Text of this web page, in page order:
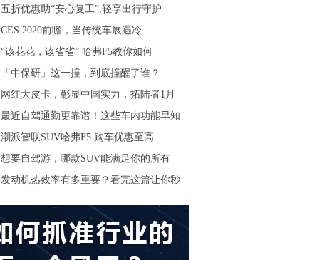
五折优惠助“安心复工”,轻享出行守护
CES 2020前瞻，当传统车展遇冷
“该花花，该省省” 哈弗F5教你如何
「中保研」这一撞，到底撞醒了谁？
网红大皮卡，彰显中国实力，拓陆者1月
最近自驾通勤更靠谱！这些车内功能早知
潮派智联SUV哈弗F5 购车优惠至高
想要自驾游，哪款SUV能满足你的所有
发动机热效率有多重要？看完这篇让你秒